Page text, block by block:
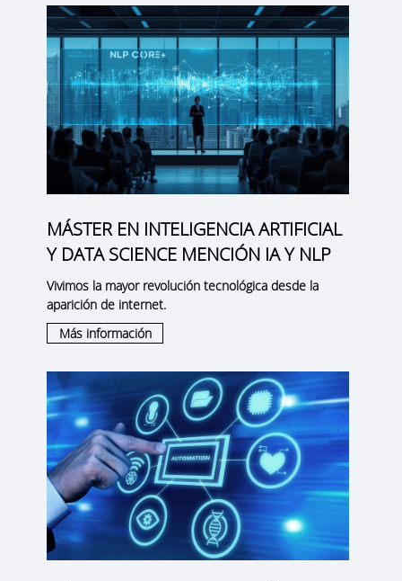
MÁSTER EN INTELIGENCIA ARTIFICIAL
Y DATA SCIENCE MENCIÓN IA Y NLP
Vivimos la mayor revolución tecnológica desde la
aparición de internet.
Más información